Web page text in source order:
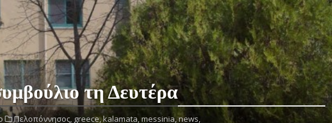
τη Δευτέρα
Πελοπόννησος, greece,kalamata, messinia, news,